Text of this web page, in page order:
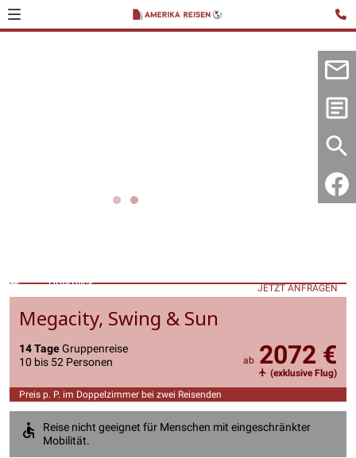
Überblick JETZT ANFRAGEN
Megacity, Swing & Sun
14 TageGruppenreise
10 bis 52 Personen
ab 2072 €
(exklusive Flug)
Preis p. P. im Doppelzimmer bei zwei Reisenden
Reise nicht geeignet für Menschen mit eingeschränkter
Mobilität.